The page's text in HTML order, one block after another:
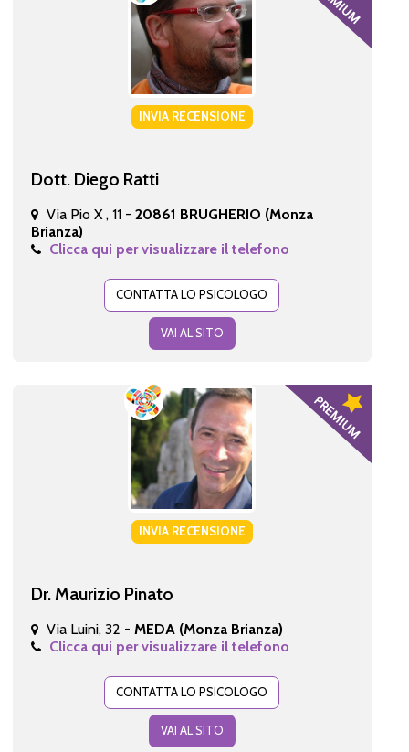
INVIA RECENSIONE
Dott. Diego Ratti
Via Pio X , 11 - 20861 BRUGHERIO (Monza
Brianza)
Clicca qui per visualizzare il telefono
CONTATTA LO PSICOLOGO
VAI AL SITO
INVIA RECENSIONE
Dr. Maurizio Pinato
Via Luini, 32 - MEDA (Monza Brianza)
Clicca qui per visualizzare il telefono
CONTATTA LO PSICOLOGO
VAI AL SITO